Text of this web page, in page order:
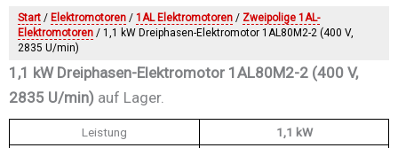
Start / Elektromotoren / 1AL Elektromotoren / Zweipolige 1AL-
Elektromotoren / 1,1 kW Dreiphasen-Elektromotor 1AL80M2-2 (400 V,
2835 U/min)
1,1 kW Dreiphasen-Elektromotor 1AL80M2-2 (400 V,
2835 U/min) auf Lager.
Leistung
1,1 kW